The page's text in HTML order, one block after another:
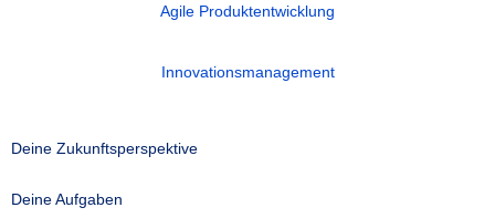
Agile Produktentwicklung
Innovationsmanagement
Deine Zukunftsperspektive
Deine Aufgaben